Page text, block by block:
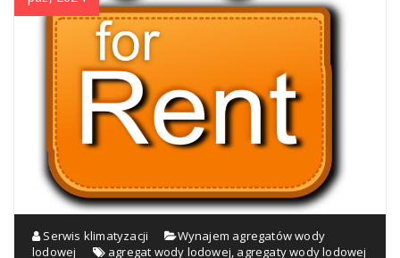
Serwis klimatyzacji
Wynajem agregatów wody
lodowej
agregat wody lodowej agregaty wody lodowej